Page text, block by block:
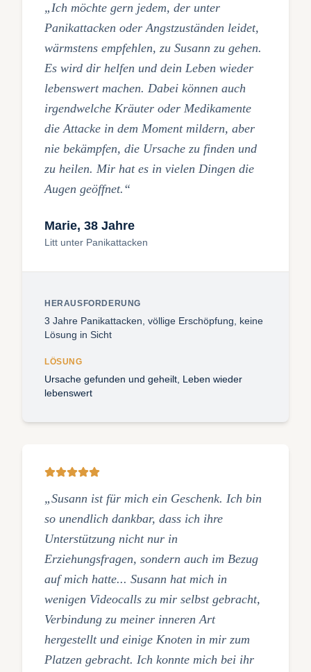
„Ich möchte gern jedem, der unter
Panikattacken oder Angstzuständen leidet,
wärmstens empfehlen, zu Susann zu gehen.
Es wird dir helfen und dein Leben wieder
lebenswert machen. Dabei können auch
irgendwelche Kräuter oder Medikamente
die Attacke in dem Moment mildern, aber
nie bekämpfen, die Ursache zu finden und
zu heilen. Mir hat es in vielen Dingen die
Augen geöffnet.“
Marie, 38 Jahre
Litt unter Panikattacken
HERAUSFORDERUNG
3 Jahre Panikattacken, völlige Erschöpfung, keine
Lösung in Sicht
LÖSUNG
Ursache gefunden und geheilt, Leben wieder
lebenswert
„Susann ist für mich ein Geschenk. Ich bin
so unendlich dankbar, dass ich ihre
Unterstützung nicht nur in
Erziehungsfragen, sondern auch im Bezug
auf mich hatte... Susann hat mich in
wenigen Videocalls zu mir selbst gebracht,
Verbindung zu meiner inneren Art
hergestellt und einige Knoten in mir zum
Platzen gebracht. Ich konnte mich bei ihr